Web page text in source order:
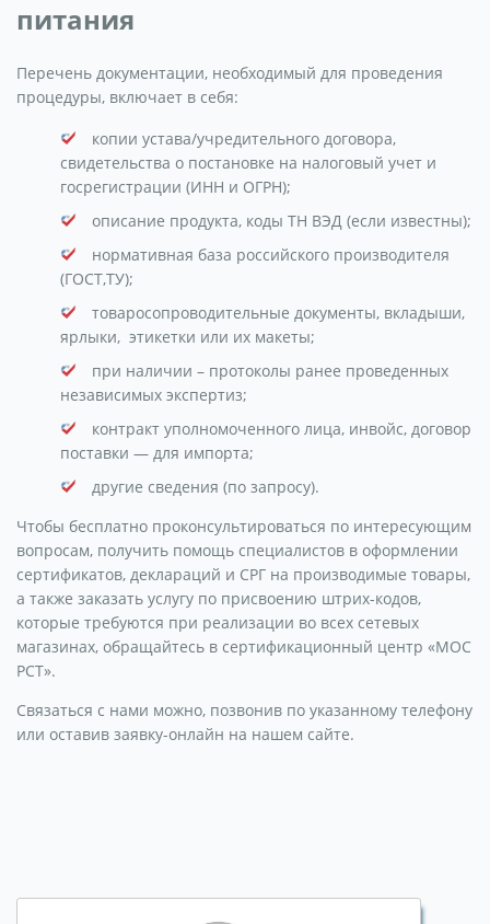
питания
Перечень документации, необходимый для проведения
процедуры, включает в себя:
копии устава/учредительного договора,
свидетельства о постановке на налоговый учет и
госрегистрации (ИНН и ОГРН);
описание продукта, коды ТН ВЭД (если известны);
нормативная база российского производителя
(ГОСТ,ТУ);
товаросопроводительные документы, вкладыши,
ярлыки, этикетки или их макеты;
при наличии – протоколы ранее проведенных
независимых экспертиз;
контракт уполномоченного лица, инвойс, договор
поставки — для импорта;
другие сведения (по запросу).
Чтобы бесплатно проконсультироваться по интересующим
вопросам, получить помощь специалистов в оформлении
сертификатов, деклараций и СРГ на производимые товары,
а также заказать услугу по присвоению штрих-кодов,
которые требуются при реализации во всех сетевых
магазинах, обращайтесь в сертификационный центр «МОС
РСТ».
Связаться с нами можно, позвонив по указанному телефону
или оставив заявку-онлайн на нашем сайте.